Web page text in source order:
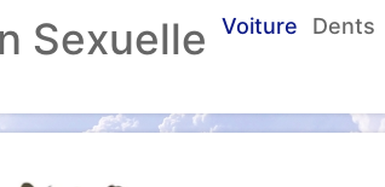
Sexuelle Voiture Dents